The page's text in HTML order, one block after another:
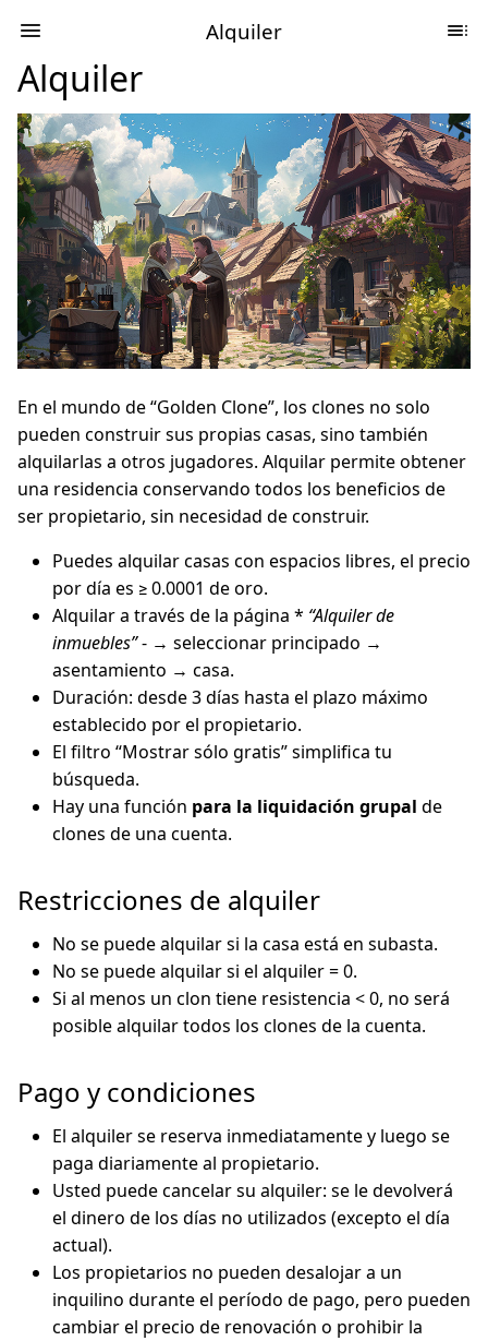
Alquiler
Alquiler
En el mundo de “Golden Clone”, los clones no solo
pueden construir sus propias casas, sino también
alquilarlas a otros jugadores. Alquilar permite obtener
una residencia conservando todos los beneficios de
ser propietario, sin necesidad de construir.
Puedes alquilar casas con espacios libres, el precio
por día es ≥ 0.0001 de oro.
Alquilar a través de la página * “Alquiler de
inmuebles”- → seleccionar principado →
asentamiento → casa.
Duración: desde 3 días hasta el plazo máximo
establecido por el propietario.
El filtro “Mostrar sólo gratis” simplifica tu
búsqueda.
Hay una función para la liquidación grupal de
clones de una cuenta.
Restricciones de alquiler
No se puede alquilar si la casa está en subasta.
No se puede alquilar si el alquiler = 0.
Si al menos un clon tiene resistencia < 0, no será
posible alquilar todos los clones de la cuenta.
Pago y condiciones
El alquiler se reserva inmediatamente y luego se
paga diariamente al propietario.
Usted puede cancelar su alquiler: se le devolverá
el dinero de los días no utilizados (excepto el día
actual).
Los propietarios no pueden desalojar a un
inquilino durante el período de pago, pero pueden
cambiar el precio de renovación o prohibir la